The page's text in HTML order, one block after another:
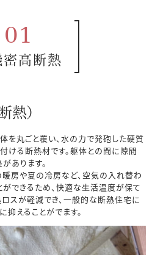
01
高断熱
熱）
を丸ごと覆い、水の力で発砲した硬質
ける断熱材です。躯体との間に隙間
あります。
房や夏の冷房など、空気の入れ替わ
できるため、快適な⽣活温度が保て
スが軽減でき、一般的な断熱住宅に
えることがでます。